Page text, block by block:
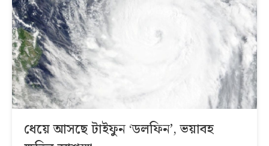
ধেয়ে আসছে টাইফুন ‘ডলফিন’, ভয়াবহ